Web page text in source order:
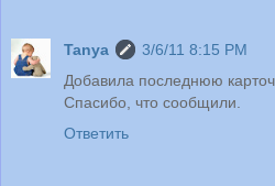
Tanya
3/6/11 8:15 PM
Добавила последнюю
Спасибо, что сообщили.
Ответить